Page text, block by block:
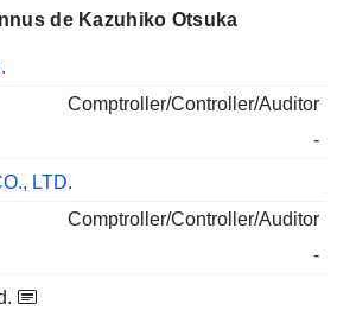
de Kazuhiko Otsuka
Comptroller/Controller/Auditor
-
LTD.
Comptroller/Controller/Auditor
-